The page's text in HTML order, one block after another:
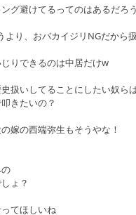
グ避けてるってのはあるだろ
より、おバカイジリNGだから扱
りできるのは中居だけw
扱いしてることにしたい奴ら
きたいの？
嫁の西端弥生もそうやな！
ょ？
てほしいね